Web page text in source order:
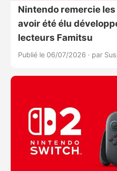
Nintendo remercie
avoir été élu
lecteurs Famitsu
Publié le 06/07/2026 · par